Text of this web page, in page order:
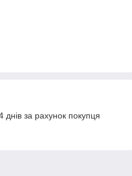
за рахунок покупця